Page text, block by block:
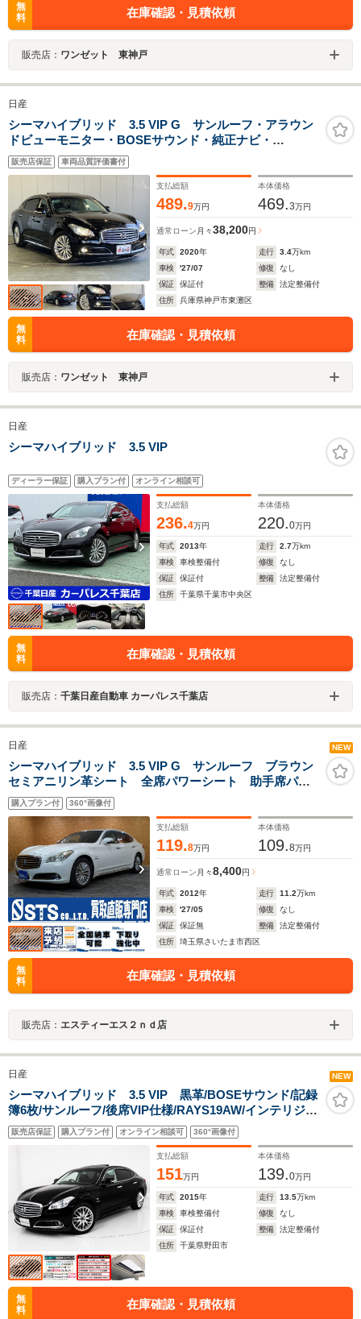
無
料
在庫確認・見積依頼
販売店： ワンゼット 東神戸
日産
シーマハイブリッド 3.5 VIP G サンルーフ・アラウン
ドビューモニター・BOSEサウンド・純正ナビ・
Bluetoothオーディオ・本革シート・エアーシート・シー
トヒーター・ドラレコ前後・ヘットレストモニター2個・
販売店保証 車両品質評価書付
支払総額
489.9万円
本体価格
469.3万円
通常ローン 月々38,200円
年式 2020年 走行 3.4万km
車検
'27/07 修復
なし
保証
保証付 整備
法定整備付
住所
兵庫県神戸市東灘区
無
料
在庫確認・見積依頼
販売店： ワンゼット 東神戸
日産
シーマハイブリッド 3.5 VIP
ディーラー保証 購入プラン付 オンライン相談可
支払総額
236.4万円
本体価格
220.0万円
年式 2013年 走行 2.7万km
車検
車検整備付 修復
なし
保証
保証付 整備
法定整備付
住所
千葉県千葉市中央区
無
料
在庫確認・見積依頼
販売店： 千葉日産自動車 カーパレス千葉店
日産 NEW
シーマハイブリッド 3.5 VIP G サンルーフ ブラウン
セミアニリン革シート 全席パワーシート 助手席パワ
ーオットマン 純正ナビ リアエンター デジタルTV
サイド・バックモニター BOSEサウンド レーダークル
ーズ スペアキー ETC
購入プラン付 360°画像付
支払総額
119.8万円
本体価格
109.8万円
通常ローン 月々8,400円
年式 2012年 走行 11.2万km
車検
'27/05 修復
なし
保証
保証無 整備
法定整備付
住所
埼玉県さいたま市西区
無
料
在庫確認・見積依頼
販売店： エスティーエス２ｎｄ店
日産 NEW
シーマハイブリッド 3.5 VIP 黒革/BOSEサウンド/記録
簿6枚/サンルーフ/後席VIP仕様/RAYS19AW/インテリジェ
ントクルーズ/エマ―ジェンシーブレーキ/バックカメラ/電
動シート/エアシート/シートヒーター/フルセグ/HDDマル
販売店保証 購入プラン付 オンライン相談可 360°画像付
支払総額
151万円
本体価格
139.0万円
年式 2015年 走行 13.5万km
車検
車検整備付 修復
なし
保証
保証付 整備
法定整備付
住所
千葉県野田市
無
料
在庫確認・見積依頼